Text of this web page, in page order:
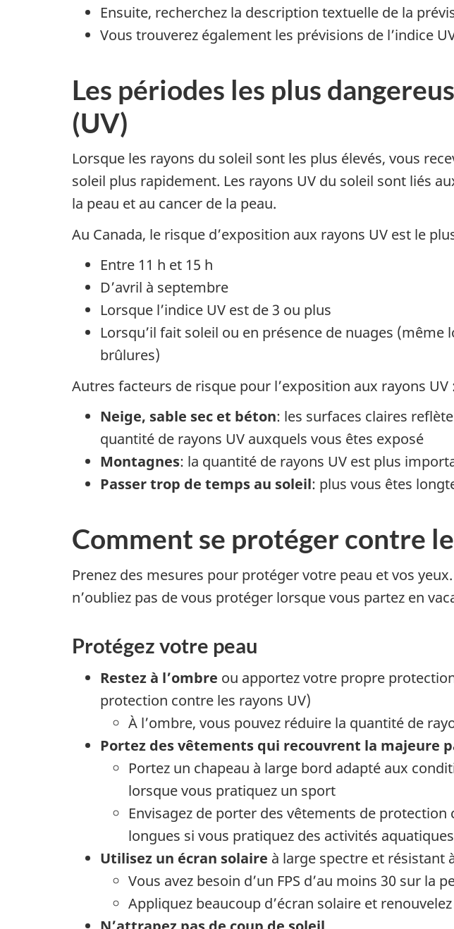
Ensuite, recherchez la description textuelle de la
Vous trouverez également les prévisions de l’indice
Les périodes les plus
(UV)
Lorsque les rayons du soleil sont les plus élevés, vous
soleil plus rapidement. Les rayons UV du soleil sont liés
la peau et au cancer de la peau.
Au Canada, le risque d’exposition aux rayons UV est le
Entre 11 h et 15 h
D’avril à septembre
Lorsque l’indice UV est de 3 ou plus
Lorsqu’il fait soleil ou en présence de nuages
brûlures)
Autres facteurs de risque pour l’exposition aux rayons UV
Neige, sable sec et béton: les surfaces claires
quantité de rayons UV auxquels vous êtes exposé
Montagnes: la quantité de rayons UV est plus
Passer trop de temps au soleil: plus vous êtes
Comment se protéger contre
Prenez des mesures pour protéger votre peau et vos
n’oubliez pas de vous protéger lorsque vous partez en
Protégez votre peau
Restez à l’ombre ou apportez votre propre
protection contre les rayons UV)
À l’ombre, vous pouvez réduire la quantité de
Portez des vêtements qui recouvrent la majeure
Portez un chapeau à large bord adapté aux
lorsque vous pratiquez un sport
Envisagez de porter des vêtements de
longues si vous pratiquez des activités aquatiques
Utilisez un écran solaire à large spectre et résistant
Vous avez besoin d’un FPS d’au moins 30 sur la
Appliquez beaucoup d’écran solaire et